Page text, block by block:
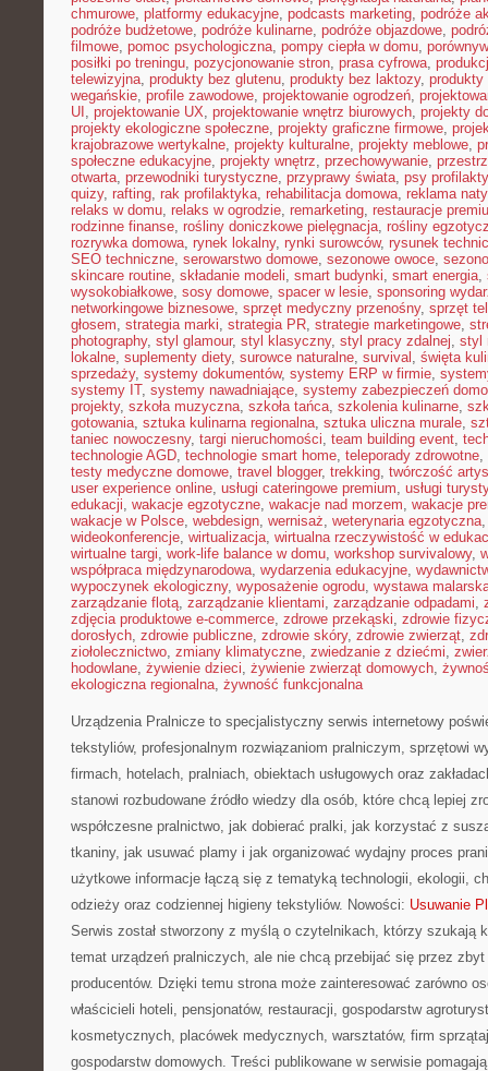
chmurowe, platformy edukacyjne, podcasts marketing, podróże
podróże budżetowe, podróże kulinarne, podróże objazdowe,
filmowe, pomoc psychologiczna, pompy ciepła w domu,
posiłki po treningu, pozycjonowanie stron, prasa cyfrowa,
telewizyjna, produkty bez glutenu, produkty bez laktozy, produkty
wegańskie, profile zawodowe, projektowanie ogrodzeń,
UI , projektowanie UX, projektowanie wnętrz biurowych, projekty
projekty ekologiczne społeczne, projekty graficzne firmowe,
krajobrazowe wertykalne, projekty kulturalne, projekty meblowe,
społeczne edukacyjne, projekty wnętrz, przechowywanie,
otwarta, przewodniki turystyczne, przyprawy świata, psy
quizy, rafting, rak profilaktyka, rehabilitacja domowa, reklama
relaks w domu, relaks w ogrodzie, remarketing, restauracje
rodzinne finanse, rośliny doniczkowe pielęgnacja, rośliny
rozrywka domowa, rynek lokalny, rynki surowców, rysunek
SEO techniczne, serowarstwo domowe, sezonowe owoce,
skincare routine, składanie modeli, smart budynki, smart energia,
wysokobiałkowe, sosy domowe, spacer w lesie, sponsoring
networkingowe biznesowe, sprzęt medyczny przenośny, sprzęt
głosem, strategia marki, strategia PR, strategie marketingowe,
photography, styl glamour, styl klasyczny, styl pracy zdalnej, styl
lokalne, suplementy diety, surowce naturalne, survival , święta
sprzedaży, systemy dokumentów, systemy ERP w firmie,
systemy IT, systemy nawadniające, systemy zabezpieczeń
projekty, szkoła muzyczna, szkoła tańca, szkolenia kulinarne,
gotowania, sztuka kulinarna regionalna, sztuka uliczna murale,
taniec nowoczesny, targi nieruchomości, team building event,
technologie AGD, technologie smart home, teleporady zdrowotne,
testy medyczne domowe, travel blogger, trekking, twórczość
user experience online, usługi cateringowe premium, usługi
edukacji, wakacje egzotyczne, wakacje nad morzem, wakacje
wakacje w Polsce, webdesign, wernisaż, weterynaria egzotyczna
wideokonferencje, wirtualizacja, wirtualna rzeczywistość w
wirtualne targi, work-life balance w domu, workshop survivalowy,
współpraca międzynarodowa, wydarzenia edukacyjne,
wypoczynek ekologiczny, wyposażenie ogrodu, wystawa
zarządzanie flotą, zarządzanie klientami, zarządzanie odpadami,
zdjęcia produktowe e-commerce, zdrowe przekąski, zdrowie
dorosłych, zdrowie publiczne, zdrowie skóry, zdrowie zwierząt,
ziołolecznictwo, zmiany klimatyczne, zwiedzanie z dziećmi,
hodowlane, żywienie dzieci, żywienie zwierząt domowych,
ekologiczna regionalna, żywność funkcjonalna
Urządzenia Pralnicze to specjalistyczny serwis internetowy
tekstyliów, profesjonalnym rozwiązaniom pralniczym, sprzętowi
firmach, hotelach, pralniach, obiektach usługowych oraz
stanowi rozbudowane źródło wiedzy dla osób, które chcą lepiej
współczesne pralnictwo, jak dobierać pralki, jak korzystać z
tkaniny, jak usuwać plamy i jak organizować wydajny proces
użytkowe informacje łączą się z tematyką technologii, ekologii,
odzieży oraz codziennej higieny tekstyliów. Nowości: Usuwanie
Serwis został stworzony z myślą o czytelnikach, którzy szukają
temat urządzeń pralniczych, ale nie chcą przebijać się przez
producentów. Dzięki temu strona może zainteresować zarówno
właścicieli hoteli, pensjonatów, restauracji, gospodarstw
kosmetycznych, placówek medycznych, warsztatów, firm
gospodarstw domowych. Treści publikowane w serwisie